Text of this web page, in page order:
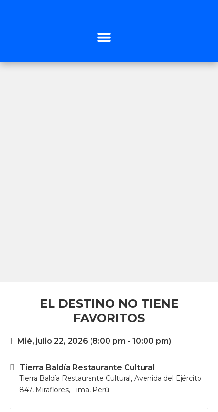
EL DESTINO NO TIENE
FAVORITOS
Mié, julio 22, 2026 (8:00 pm - 10:00 pm)
Tierra Baldía Restaurante Cultural
Tierra Baldía Restaurante Cultural, Avenida del Ejército
847, Miraflores, Lima, Perú